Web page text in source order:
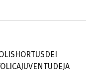
HORTUSDEI
JUVENTUDEJA